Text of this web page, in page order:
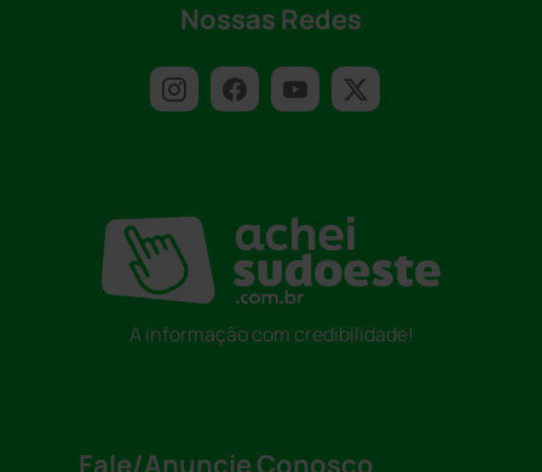
Nossas Redes
A informação com credibilidade!